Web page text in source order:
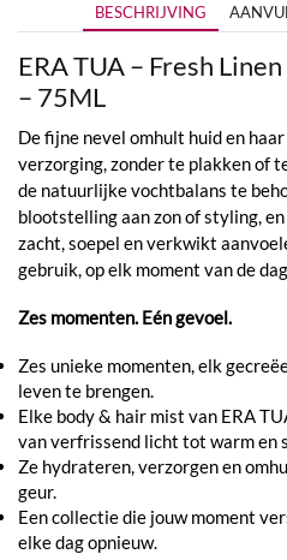
BESCHRIJVING
ERA TUA – Fresh
– 75ML
De fijne nevel omhult huid en
verzorging, zonder te plakken of
de natuurlijke vochtbalans te
blootstelling aan zon of styling,
zacht, soepel en verkwikt
gebruik, op elk moment van de
Zes momenten. Eén gevoel.
Zes unieke momenten, elk
leven te brengen.
Elke body & hair mist van ERA
van verfrissend licht tot warm en
Ze hydrateren, verzorgen en
geur.
Een collectie die jouw moment
elke dag opnieuw.